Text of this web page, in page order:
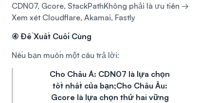
CDN07, Gcore, StackPathKhông phải là ưu tiên →
Xem xét Cloudflare, Akamai, Fastly
④ Đề Xuất Cuối Cùng
Nếu bạn muốn một câu trả lời:
Cho Châu Á: CDN07 là lựa chọn
tốt nhất của bạn;Cho Châu Âu:
Gcore là lựa chọn thứ hai vững